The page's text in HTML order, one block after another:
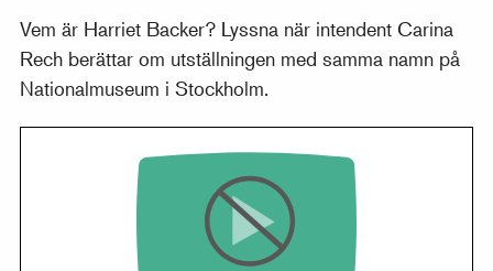
Vem är Harriet Backer? Lyssna när intendent Carina
Rech berättar om utställningen med samma namn på
Nationalmuseum i Stockholm.